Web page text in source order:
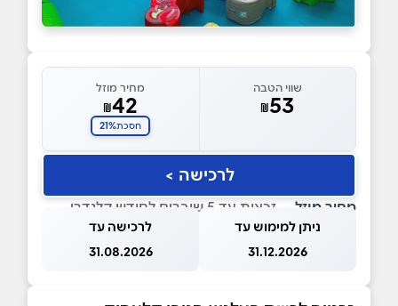
שווי הטבה
₪53
מחיר מוזל
₪42
חסכת21%
לרכישה >
מחיר מוזל — זכאות עד 5 שוברים לחודש קלנדרי
ניתן למימוש עד
31.12.2026
לרכישה עד
31.08.2026